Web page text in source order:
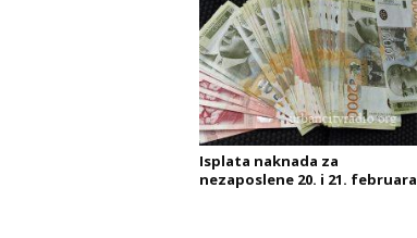
Isplata naknada za
nezaposlene 20. i 21. februara